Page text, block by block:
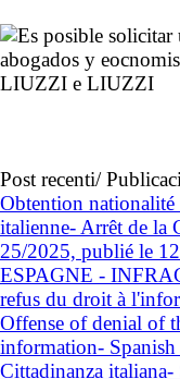
Post recenti/
Obtention nationalité
italienne- Arrêt de la
25/2025, publié le
ESPAGNE -
refus du droit à
Offense of denial of
information-
Cittadinanza